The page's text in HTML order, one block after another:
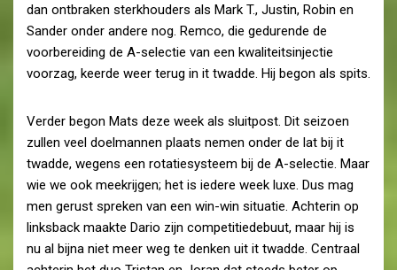
dan ontbraken sterkhouders als Mark T., Justin, Robin en
Sander onder andere nog. Remco, die gedurende de
voorbereiding de A-selectie van een kwaliteitsinjectie
voorzag, keerde weer terug in it twadde. Hij begon als spits.
Verder begon Mats deze week als sluitpost. Dit seizoen
zullen veel doelmannen plaats nemen onder de lat bij it
twadde, wegens een rotatiesysteem bij de A-selectie. Maar
wie we ook meekrijgen; het is iedere week luxe. Dus mag
men gerust spreken van een win-win situatie. Achterin op
linksback maakte Dario zijn competitiedebuut, maar hij is
nu al bijna niet meer weg te denken uit it twadde. Centraal